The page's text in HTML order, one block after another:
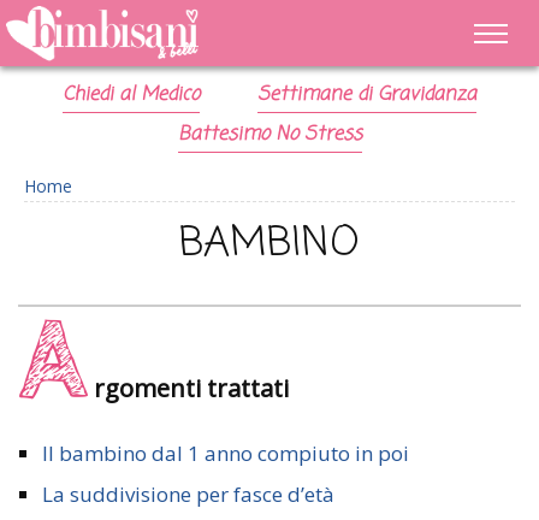
Chiedi al Medico
Settimane di Gravidanza
Battesimo No Stress
Home
BAMBINO
A rgomenti trattati
Il bambino dal 1 anno compiuto in poi
La suddivisione per fasce d’età